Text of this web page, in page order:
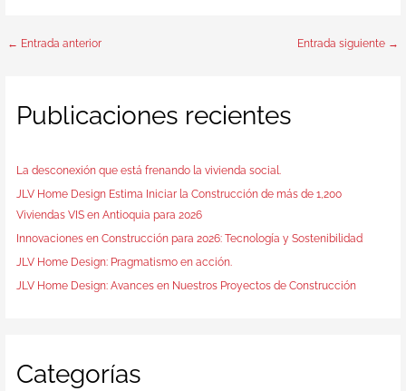
← Entrada anterior Entrada siguiente →
Publicaciones recientes
La desconexión que está frenando la vivienda social.
JLV Home Design Estima Iniciar la Construcción de más de 1,200
Viviendas VIS en Antioquia para 2026
Innovaciones en Construcción para 2026: Tecnología y Sostenibilidad
JLV Home Design: Pragmatismo en acción.
JLV Home Design: Avances en Nuestros Proyectos de Construcción
Categorías